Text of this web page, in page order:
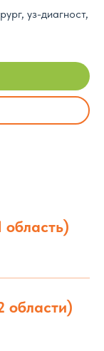
уз-диагност,
область)
области)